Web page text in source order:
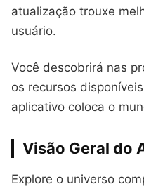
atualização trouxe
usuário.
Você descobrirá nas
os recursos
aplicativo coloca o
Visão Geral do
Explore o universo